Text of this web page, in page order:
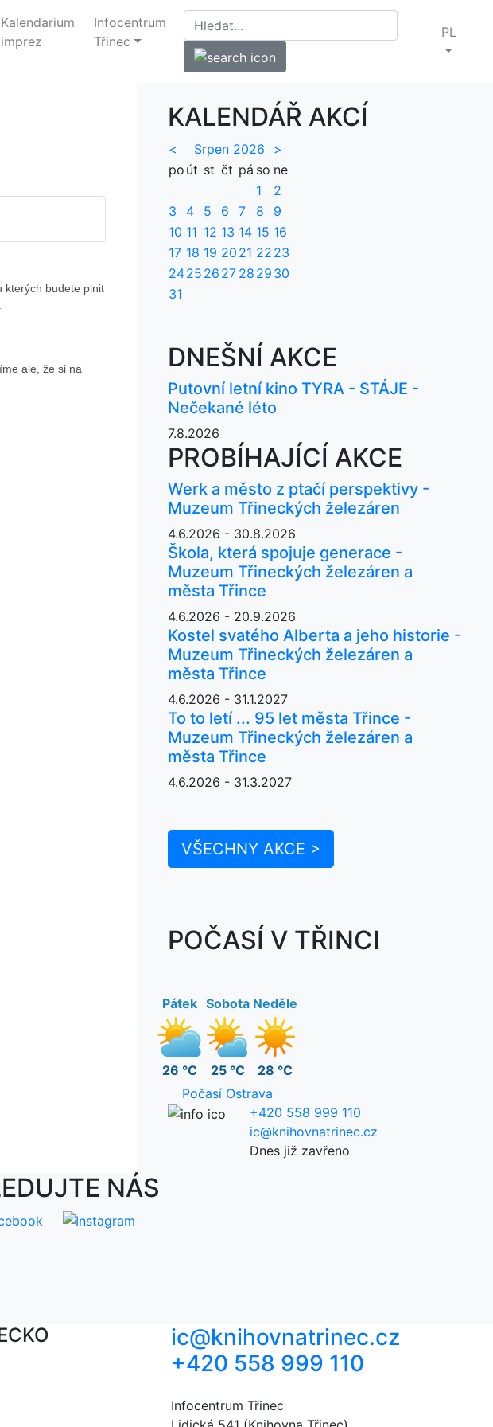
Kalendarium
imprez
Infocentrum
Třinec
PL
kterých budete plnit
ale, že si na
KALENDÁŘ AKCÍ
< Srpen 2026
>
po út st čt pá so ne
1
2
3
4 5 6 7 8
9
10 11 12 13 14 15 16
17 18 19 20 21 22 23
2425 26 27 28 29 30
31
DNEŠNÍ AKCE
Putovní letní kino TYRA - STÁJE -
Nečekané léto
7.8.2026
PROBÍHAJÍCÍ AKCE
Werk a město z ptačí perspektivy -
Muzeum Třineckých železáren
4.6.2026 - 30.8.2026
Škola, která spojuje generace -
Muzeum Třineckých železáren a
města Třince
4.6.2026 - 20.9.2026
Kostel svatého Alberta a jeho historie -
Muzeum Třineckých železáren a
města Třince
4.6.2026 - 31.1.2027
To to letí ... 95 let města Třince -
Muzeum Třineckých železáren a
města Třince
4.6.2026 - 31.3.2027
VŠECHNY AKCE >
POČASÍ V TŘINCI
Pátek
26 °C
Sobota
25 °C
Neděle
28 °C
Počasí Ostrava
+420 558 999 110
ic@knihovnatrinec.cz
Dnes již zavřeno
NÁS
ic@knihovnatrinec.cz
+420 558 999 110
Infocentrum Třinec